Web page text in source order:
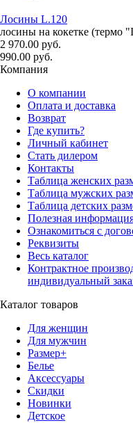
Лосины L.120
лосины на кокетке (термо
2 970.00 руб.
990.00 руб.
Компания
О компании
Оплата и доставка
Возврат
Где купить?
Личный кабинет
Стать дилером
Контакты
Таблица женских
Таблица мужских
Таблица детских
Полезная
Ознакомиться с
Реквизиты
Весь каталог
Контрактное
индивидуальный
Каталог товаров
Для женщин
Для мужчин
Размер+
Белье
Аксессуары
Скидки
Новинки
Детское